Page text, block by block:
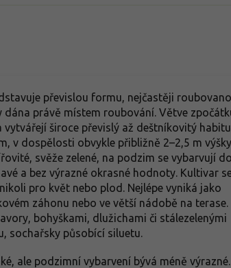
převislou formu, nejčastěji
dána právě místem roubování. Větve
široce převislý až deštníkovitý
v dospělosti obvykle přibližně 2–2,5 m
svěže zelené, na podzim se vybarvují do
a bez výrazné okrasné hodnoty. Kultivar
pro květ nebo plod. Nejlépe vyniká jako
záhonu nebo ve větší nádobě na terase.
bohyškami, dlužichami či stálezelenými
sochařsky působící siluetu.
ale podzimní vybarvení bývá méně výrazné.